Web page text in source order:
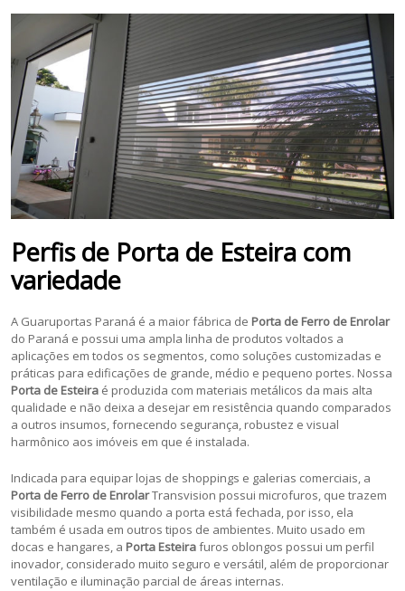
Perfis de Porta de Esteira com
variedade
A Guaruportas Paraná é a maior fábrica de Porta de Ferro de Enrolar
do Paraná e possui uma ampla linha de produtos voltados a
aplicações em todos os segmentos, como soluções customizadas e
práticas para edificações de grande, médio e pequeno portes. Nossa
Porta de Esteira é produzida com materiais metálicos da mais alta
qualidade e não deixa a desejar em resistência quando comparados
a outros insumos, fornecendo segurança, robustez e visual
harmônico aos imóveis em que é instalada.
Indicada para equipar lojas de shoppings e galerias comerciais, a
Porta de Ferro de EnrolarTransvision possui microfuros, que trazem
visibilidade mesmo quando a porta está fechada, por isso, ela
também é usada em outros tipos de ambientes. Muito usado em
docas e hangares, a Porta Esteirafuros oblongos possui um perfil
inovador, considerado muito seguro e versátil, além de proporcionar
ventilação e iluminação parcial de áreas internas.